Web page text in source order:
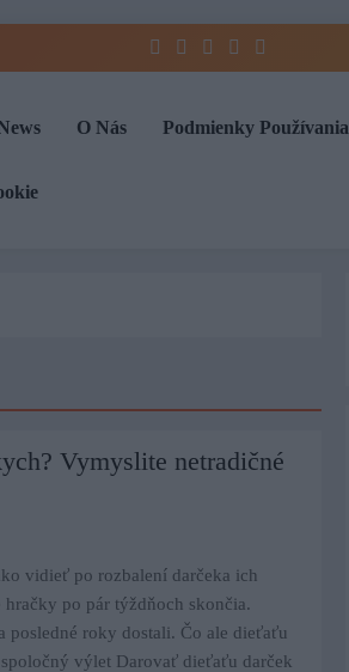
O Nás Podmienky Používania
Vymyslite netradičné
vidieť po rozbalení darčeka ich
po pár týždňoch skončia.
posledné roky dostali. Čo ale dieťaťu
výlet Darovať dieťaťu darček